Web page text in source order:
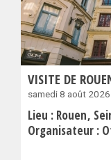
VISITE DE
samedi 8 août
Lieu : Rouen
Organisateur :